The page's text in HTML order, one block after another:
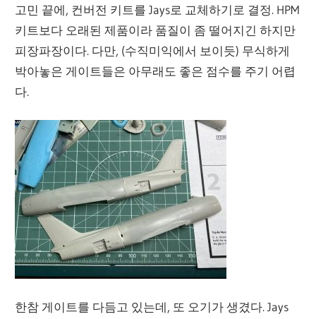
고민 끝에, 컨버전 키트를 Jays로 교체하기로 결정. HPM
키트보다 오래된 제품이라 품질이 좀 떨어지긴 하지만
피장파장이다. 다만, (수직미익에서 보이듯) 무식하게
박아놓은 게이트들은 아무래도 좋은 점수를 주기 어렵
다.
한참 게이트를 다듬고 있는데, 또 오기가 생겼다. Jays